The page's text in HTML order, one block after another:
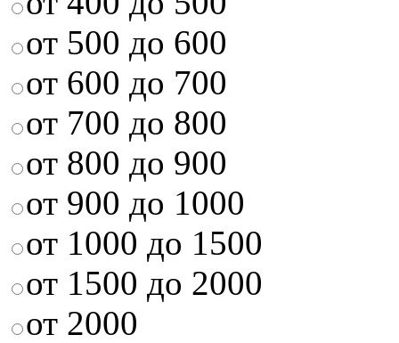
от 500 до 600
от 600 до 700
от 700 до 800
от 800 до 900
от 900 до 1000
от 1000 до 1500
от 1500 до 2000
от 2000